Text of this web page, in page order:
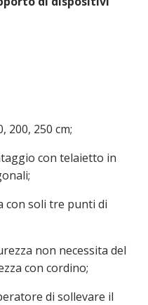
200, 250 cm;
con telaietto in
con soli tre punti di
non necessita del
con cordino;
di sollevare il